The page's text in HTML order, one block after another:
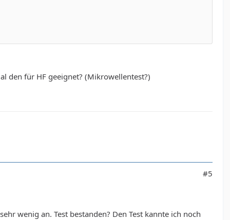
den für HF geeignet? (Mikrowellentest?)
#5
wenig an. Test bestanden? Den Test kannte ich noch